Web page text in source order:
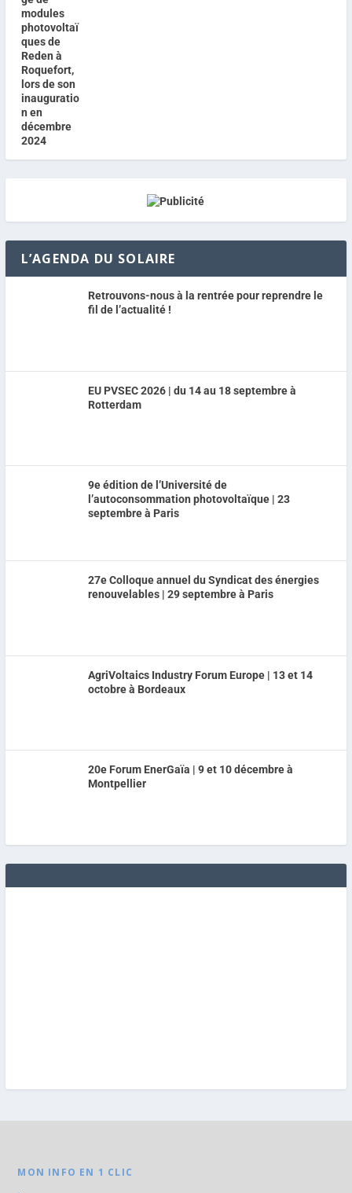
L’AGENDA DU SOLAIRE
Retrouvons-nous à la rentrée pour reprendre le
fil de l’actualité !
EU PVSEC 2026 | du 14 au 18 septembre à
Rotterdam
9e édition de l’Université de
l’autoconsommation photovoltaïque | 23
septembre à Paris
27e Colloque annuel du Syndicat des énergies
renouvelables | 29 septembre à Paris
AgriVoltaics Industry Forum Europe | 13 et 14
octobre à Bordeaux
20e Forum EnerGaïa | 9 et 10 décembre à
Montpellier
MON INFO EN 1 CLIC